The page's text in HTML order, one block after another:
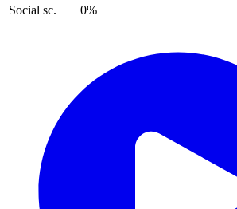
Social sc.
0%